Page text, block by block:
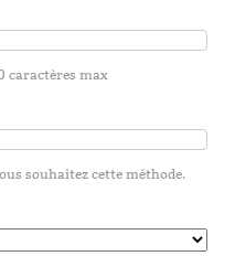
caractères max
souhaitez cette méthode.